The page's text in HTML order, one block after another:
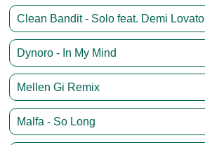
Clean Bandit - Solo feat. Demi Lovato
Dynoro - In My Mind
Mellen Gi Remix
Malfa - So Long